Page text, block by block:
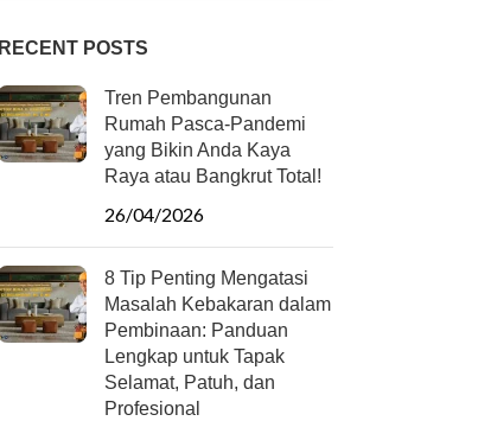
RECENT POSTS
Tren Pembangunan
Rumah Pasca-Pandemi
yang Bikin Anda Kaya
Raya atau Bangkrut Total!
26/04/2026
8 Tip Penting Mengatasi
Masalah Kebakaran dalam
Pembinaan: Panduan
Lengkap untuk Tapak
Selamat, Patuh, dan
Profesional